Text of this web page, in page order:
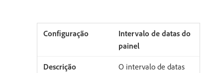
Intervalo de datas do
painel
O intervalo de datas